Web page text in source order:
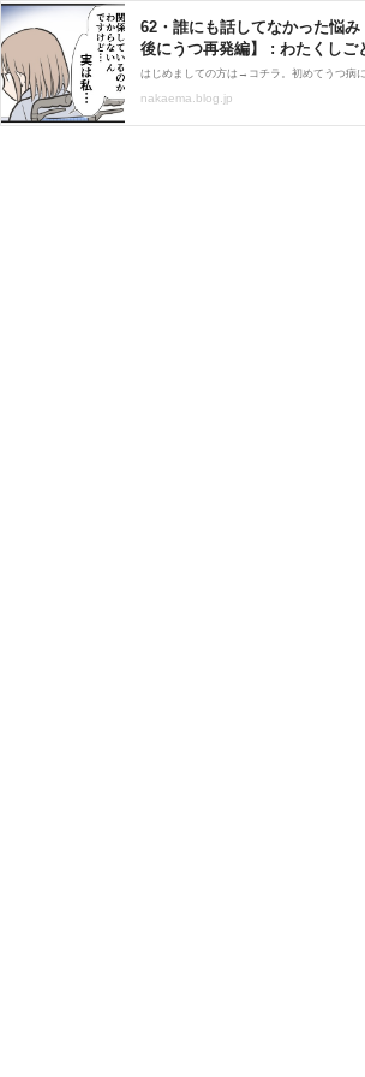
62・誰にも話してなかった悩み
後にうつ再発編】 : わたくしご
すが。 Powered by ライブドア
グ
nakaema.blog.jp